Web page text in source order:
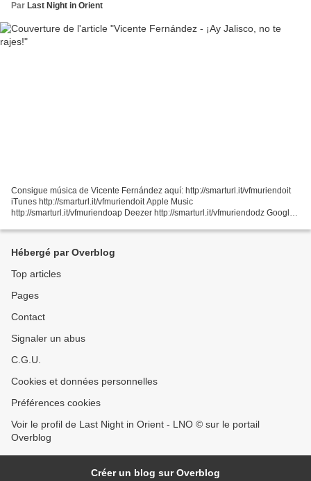
Par Last Night in Orient
Consigue música de Vicente Fernández aquí: http://smarturl.it/vfmuriendoit
iTunes http://smarturl.it/vfmuriendoit Apple Music
http://smarturl.it/vfmuriendoap Deezer http://smarturl.it/vfmuriendodz Google
Hébergé par Overblog
Top articles
Pages
Contact
Signaler un abus
C.G.U.
Cookies et données personnelles
Préférences cookies
Voir le profil de Last Night in Orient - LNO © sur le portail
Overblog
Créer un blog sur Overblog